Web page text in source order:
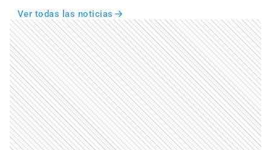
Ver todas las noticias